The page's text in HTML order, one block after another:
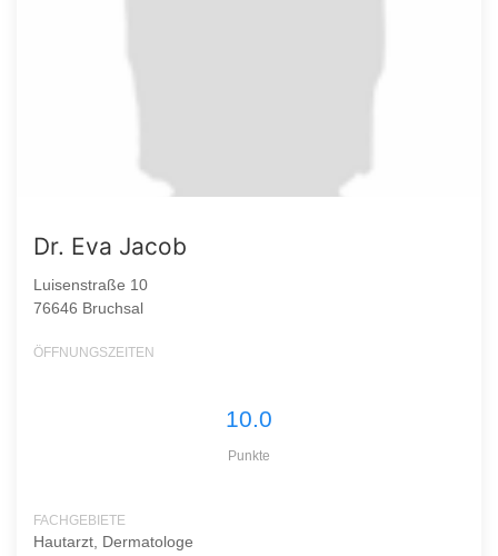
Dr. Eva Jacob
Luisenstraße 10
76646 Bruchsal
ÖFFNUNGSZEITEN
10.0
Punkte
FACHGEBIETE
Hautarzt, Dermatologe